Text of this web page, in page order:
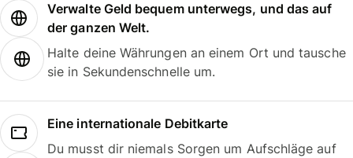
Verwalte Geld bequem unterwegs, und das auf
der ganzen Welt.
Halte deine Währungen an einem Ort und tausche
sie in Sekundenschnelle um.
Eine internationale Debitkarte
Du musst dir niemals Sorgen um Aufschläge auf